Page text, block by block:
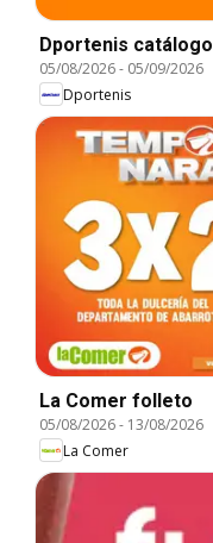
Dportenis catálogo
05/08/2026- 05/09/2026
Dportenis
La Comer folleto
05/08/2026- 13/08/2026
La Comer